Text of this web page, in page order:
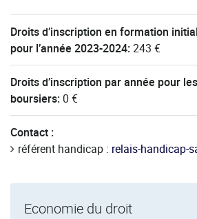
Droits d’inscription en formation
pour l’année 2023-2024: 243 €
Droits d’inscription par année pour
boursiers: 0 €
Contact :
référent handicap : relais-handicap-
Economie du droit